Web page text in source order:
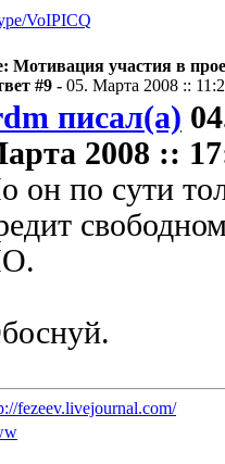
VoIPICQ
Мотивация участия в
#9 - 05. Марта 2008 ::
писал(а)
2008 ::
он по сути
fezeev.livejournal.com/